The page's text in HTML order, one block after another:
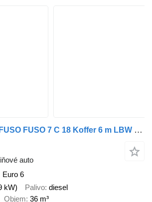
Mitsubishi Fuso FUSO FUSO 7 C 18 Koffer 6 m LBW 1 T*KLIMA*Automatik
auto
Euro 6
kW) Palivo diesel
Objem 36 m³